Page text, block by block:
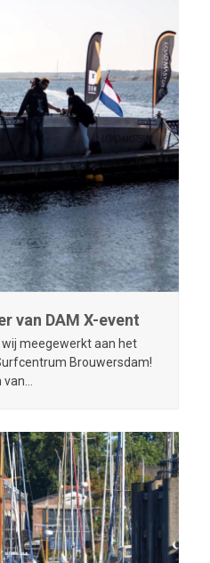
van DAM X-event
meegewerkt aan het
Brouwersdam!